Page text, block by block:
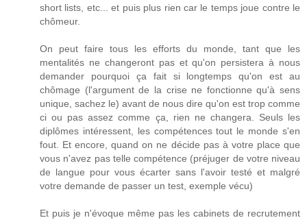
short lists, etc... et puis plus rien car le temps joue contre le
chômeur.
On peut faire tous les efforts du monde, tant que les
mentalités ne changeront pas et qu'on persistera à nous
demander pourquoi ça fait si longtemps qu'on est au
chômage (l'argument de la crise ne fonctionne qu'à sens
unique, sachez le) avant de nous dire qu'on est trop comme
ci ou pas assez comme ça, rien ne changera. Seuls les
diplômes intéressent, les compétences tout le monde s'en
fout. Et encore, quand on ne décide pas à votre place que
vous n'avez pas telle compétence (préjuger de votre niveau
de langue pour vous écarter sans l'avoir testé et malgré
votre demande de passer un test, exemple vécu)
Et puis je n'évoque même pas les cabinets de recrutement